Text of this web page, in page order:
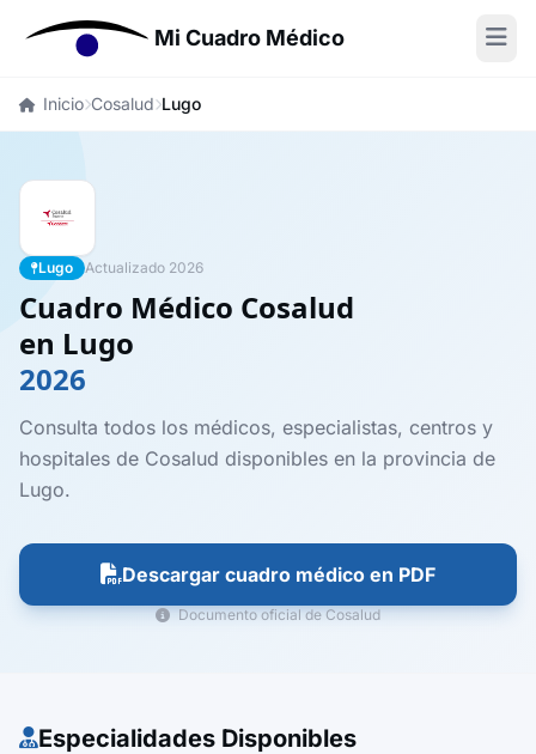
Mi Cuadro Médico
Inicio Cosalud Lugo
Lugo Actualizado 2026
Cuadro Médico Cosalud
en Lugo
2026
Consulta todos los médicos, especialistas, centros y
hospitales de Cosalud disponibles en la provincia de
Lugo.
Descargar cuadro médico en PDF
Documento oficial de Cosalud
Especialidades Disponibles